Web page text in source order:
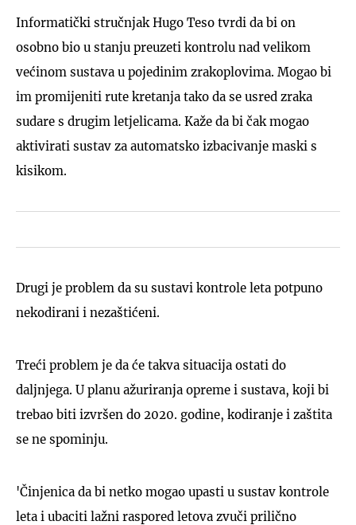
Informatički stručnjak Hugo Teso tvrdi da bi on
osobno bio u stanju preuzeti kontrolu nad velikom
većinom sustava u pojedinim zrakoplovima. Mogao bi
im promijeniti rute kretanja tako da se usred zraka
sudare s drugim letjelicama. Kaže da bi čak mogao
aktivirati sustav za automatsko izbacivanje maski s
kisikom.
Drugi je problem da su sustavi kontrole leta potpuno
nekodirani i nezaštićeni.
Treći problem je da će takva situacija ostati do
daljnjega. U planu ažuriranja opreme i sustava, koji bi
trebao biti izvršen do 2020. godine, kodiranje i zaštita
se ne spominju.
'Činjenica da bi netko mogao upasti u sustav kontrole
leta i ubaciti lažni raspored letova zvuči prilično